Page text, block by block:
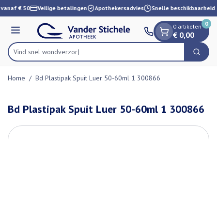
Ga naar de inhoud
1 van 1
€ 50 Veilige betalingen Apothekersadvies Snelle beschikbaarheid
Menu
Product, merk, categorie...
Vind snel wo Zoek
0 artikelen
€ 0,00
0
Home / Bd Plastipak Spuit Luer 50-60ml 1 300866
Bd Plastipak Spuit Luer 50-60ml 1 300866